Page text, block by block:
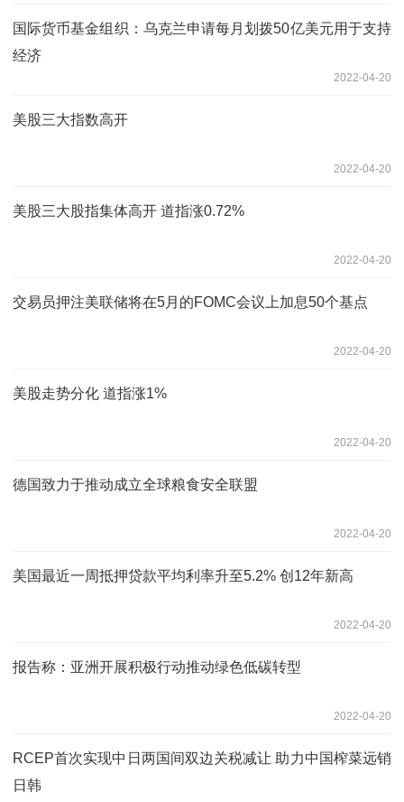
国际货币基金组织：乌克兰申请每月划拨50亿美元用于支持
经济
2022-04-20
美股三大指数高开
2022-04-20
美股三大股指集体高开 道指涨0.72%
2022-04-20
交易员押注美联储将在5月的FOMC会议上加息50个基点
2022-04-20
美股走势分化 道指涨1%
2022-04-20
德国致力于推动成立全球粮食安全联盟
2022-04-20
美国最近一周抵押贷款平均利率升至5.2% 创12年新高
2022-04-20
报告称：亚洲开展积极行动推动绿色低碳转型
2022-04-20
RCEP首次实现中日两国间双边关税减让 助力中国榨菜远销
日韩